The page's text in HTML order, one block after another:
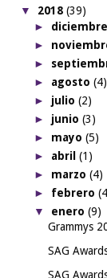
▼ 2018 (39)
► diciembre
►
►
► agosto (4)
► julio (2)
► junio (3)
► mayo (5)
► abril (1)
► marzo (4)
► febrero
▼ enero (9)
Grammys
SAG
SAG